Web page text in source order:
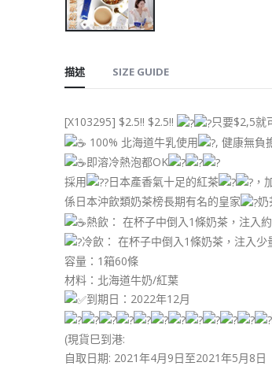
描述 SIZE GUIDE
[X103295] $2.5!! $2.5!!
只要$2,5就
100% 北海道牛乳使用
, 健康無負
即溶冷熱泡都OK
採用
日本產香氣十足的紅茶 ，
係日本沖飲類奶茶榜長期有名的皇家
奶
熱飲： 在杯子中倒入1條奶茶，注入
冷飲： 在杯子中倒入1條奶茶，注入
容量：1箱60條
材料：北海道牛奶/紅葉
到期日：2022年12月
(現貨巳到港:
自取日期: 2021年4月9日至2021年5月8日